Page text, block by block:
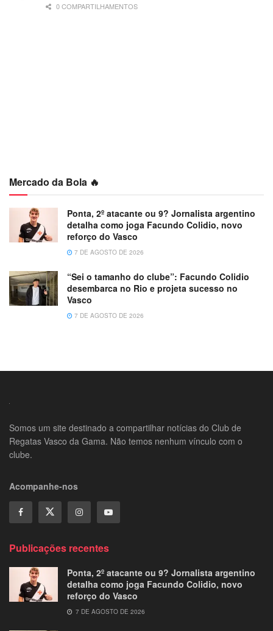
0 COMPARTILHAMENTOS
Mercado da Bola 🔥
Ponta, 2º atacante ou 9? Jornalista argentino
detalha como joga Facundo Colidio, novo
reforço do Vasco
7 DE AGOSTO DE 2026
“Sei o tamanho do clube”: Facundo Colidio
desembarca no Rio e projeta sucesso no
Vasco
7 DE AGOSTO DE 2026
Somos um site destinado a compartilhar notícias do Club de
Regatas Vasco da Gama. Não temos nenhum vínculo com o
clube.
Acompanhe-nos
Publicações recentes
Ponta, 2º atacante ou 9? Jornalista argentino
detalha como joga Facundo Colidio, novo
reforço do Vasco
7 DE AGOSTO DE 2026